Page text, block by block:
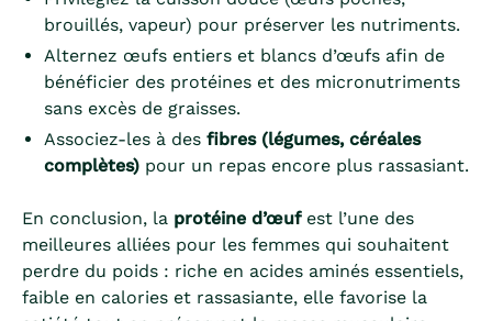
brouillés, vapeur) pour préserver les nutriments.
Alternez œufs entiers et blancs d’œufs afin de
bénéficier des protéines et des micronutriments
sans excès de graisses.
Associez-les à des fibres (légumes, céréales
complètes) pour un repas encore plus rassasiant.
En conclusion, la protéine d’œufest l’une des
meilleures alliées pour les femmes qui souhaitent
perdre du poids : riche en acides aminés essentiels,
faible en calories et rassasiante, elle favorise la